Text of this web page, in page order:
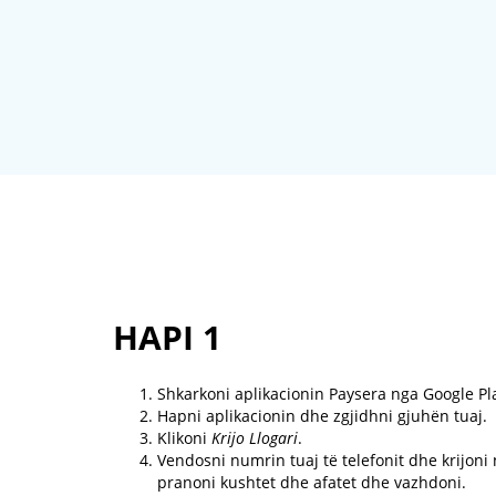
HAPI 1
Shkarkoni aplikacionin Paysera nga Google
Hapni aplikacionin dhe zgjidhni gjuhën tuaj.
Klikoni Krijo Llogari.
Vendosni numrin tuaj të telefonit dhe
pranoni kushtet dhe afatet dhe vazhdoni.